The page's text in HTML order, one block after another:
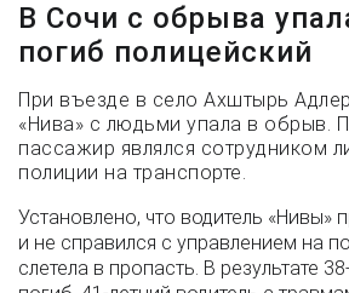
В Сочи с обрыва
погиб полицейский
При въезде в село Ахштырь
«Нива» с людьми упала в обрыв.
пассажир являлся сотрудником
полиции на транспорте.
Установлено, что водитель «Нивы»
и не справился с управлением на
слетела в пропасть. В результате